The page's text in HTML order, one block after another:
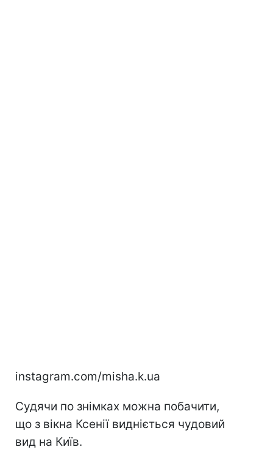
instagram.com/misha.k.ua
Судячи по знімках можна побачити,
що з вікна Ксенії видніється чудовий
вид на Київ.